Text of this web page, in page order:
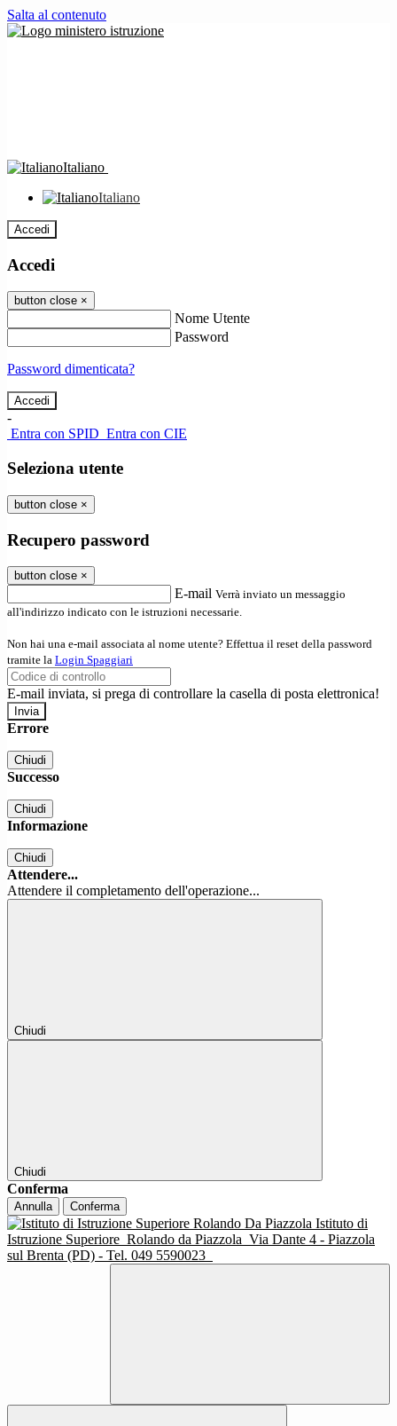
Salta al contenuto
Italiano
Italiano
Accedi
Accedi
button close ×
Nome Utente
Password
Password dimenticata?
-
Entra con SPID Entra con CIE
Seleziona utente
button close ×
Recupero password
button close ×
E-mail Verrà inviato un messaggio
all'indirizzo indicato con le istruzioni necessarie.
Non hai una e-mail associata al nome utente? Effettua il reset della password
tramite la Login Spaggiari
E-mail inviata, si prega di controllare la casella di posta elettronica!
Errore
Chiudi
Successo
Chiudi
Informazione
Chiudi
Attendere...
Attendere il completamento dell'operazione...
Chiudi
Chiudi
Conferma
Annulla Conferma
Istituto di
Istruzione Superiore Rolando da Piazzola Via Dante 4 - Piazzola
sul Brenta (PD) - Tel. 049 5590023